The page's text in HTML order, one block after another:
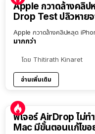
Apple กวาดล้างคลิป
Drop Test ปลิวหายจ
Apple กวาดล้างคลิปหลุด
มากกว่า
โดย Thitirath Kinaret
อ่านเพิ่มเติม
ฟีเจอร์ AirDrop ไม่ท
Mac มีขั้นตอนแก้ไขอ